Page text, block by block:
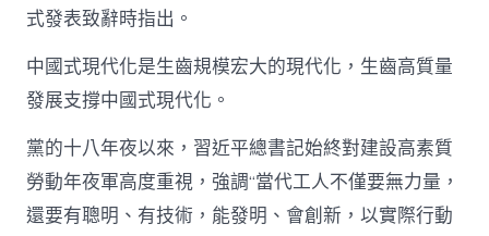
式發表致辭時指出。
中國式現代化是生齒規模宏大的現代化，生齒高質量
發展支撐中國式現代化。
黨的十八年夜以來，習近平總書記始終對建設高素質
勞動年夜軍高度重視，強調“當代工人不僅要無力量，
還要有聰明、有技術，能發明、會創新，以實際行動